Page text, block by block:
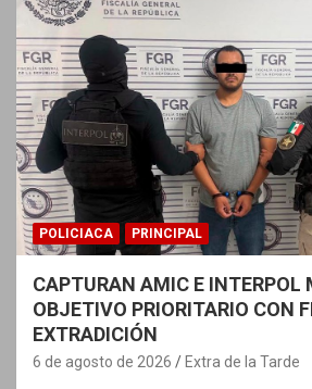
POLICIACA PRINCIPAL
CAPTURAN AMIC E INTERPOL
OBJETIVO PRIORITARIO CON
EXTRADICIÓN
6 de agosto de 2026 Extra de la Tarde